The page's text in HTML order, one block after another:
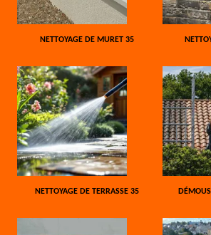
NETTOYAGE DE MURET 35
NETTOYAGE DE TERRASSE 35